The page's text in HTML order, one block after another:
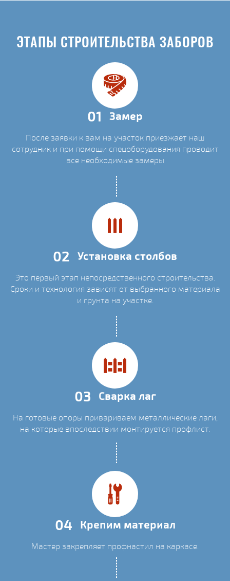
ЭТАПЫ СТРОИТЕЛЬСТВА ЗАБОРОВ
01 Замер
После заявки к вам на участок приезжает наш
сотрудник и при помощи спецоборудования проводит
все необходимые замеры
02 Установка столбов
Это первый этап непосредственного строительства.
Сроки и технология зависят от выбранного материала
и грунта на участке.
03 Сварка лаг
На готовые опоры привариваем металлические лаги,
на которые впоследствии монтируется профлист.
04 Крепим материал
Мастер закрепляет профнастил на каркасе.